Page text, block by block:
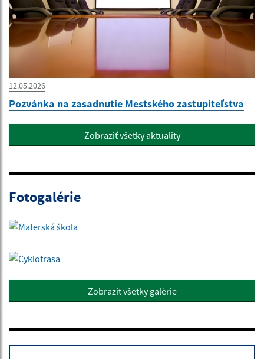
12.05.2026
Pozvánka na zasadnutie Mestského zastupiteľstva
Zobraziť všetky aktuality
Fotogalérie
Zobraziť všetky galérie